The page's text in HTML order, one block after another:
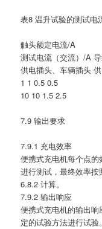
表8 温升试验的测试电
触头额定电流/A
测试电流（交流）/A
供电插头、车辆插头
1 1 0.5 0.5
10 10 1.5 2.5
7.9 输出要求
7.9.1 充电效率
便携式充电机每个点
进行测试，最终效率按
6.8.2 计算。
7.9.2 输出响应
便携式充电机的输出
定的试验方法进行试验。